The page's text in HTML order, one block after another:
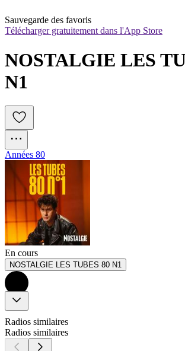
Sauvegarde des favoris
Télécharger gratuitement dans l'App Store
NOSTALGIE LES
N1
Années 80
En cours
NOSTALGIE LES TUBES 80 N1
Radios similaires
Radios similaires